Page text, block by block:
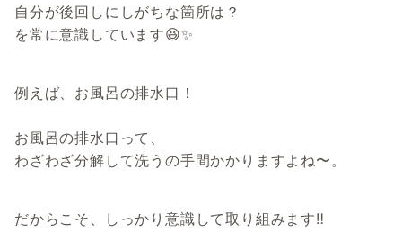
自分が後回しにしがちな箇所は？
を常に意識しています😆✨
例えば、お風呂の排水口！
お風呂の排水口って、
わざわざ分解して洗うの手間かかりますよね〜。
だからこそ、しっかり意識して取り組みます‼️